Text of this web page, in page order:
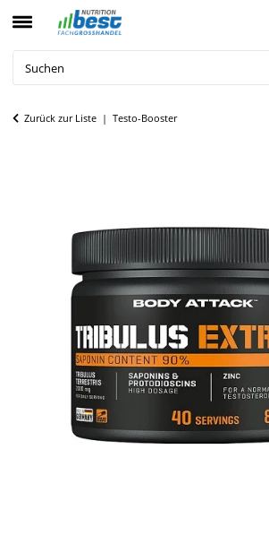
Zurück zur Liste Testo-Booster